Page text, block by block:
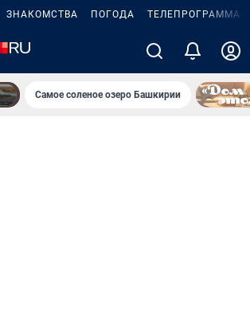
ЗНАКОМСТВА ПОГОДА ТЕЛЕПРОГРАММА
Самое соленое озеро Башкирии